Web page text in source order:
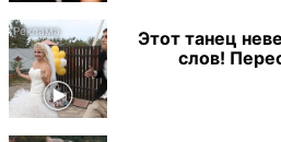
Этот танец
слов!